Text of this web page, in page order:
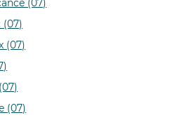
(07)
(07)
(07)
(07)